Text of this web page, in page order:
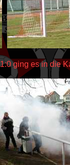
ging es in die